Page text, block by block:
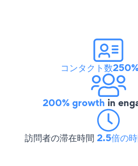
コンタクト数
200% growth in
訪問者の滞在時間 2.5倍の